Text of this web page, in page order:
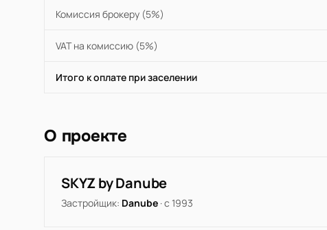
Комиссия брокеру (5%)
VAT на комиссию (5%)
Итого к оплате при заселении
О проекте
SKYZ by Danube
Застройщик: Danube · с 1993